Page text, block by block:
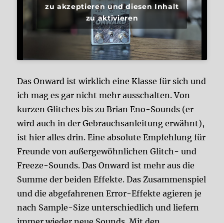
zu akzeptieren und diesen Inhalt
zu aktivieren
Das Onward ist wirklich eine Klasse für sich und
ich mag es gar nicht mehr ausschalten. Von
kurzen Glitches bis zu Brian Eno-Sounds (er
wird auch in der Gebrauchsanleitung erwähnt),
ist hier alles drin. Eine absolute Empfehlung für
Freunde von außergewöhnlichen Glitch- und
Freeze-Sounds. Das Onward ist mehr aus die
Summe der beiden Effekte. Das Zusammenspiel
und die abgefahrenen Error-Effekte agieren je
nach Sample-Size unterschiedlich und liefern